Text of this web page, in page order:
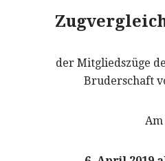
der Mitgliedszüge
Bruderschaft
Am